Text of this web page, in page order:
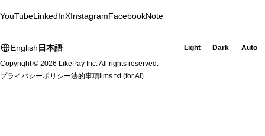
YouTubeLinkedInXInstagramFacebookNote
English日本語 Light Dark
Auto
Copyright © 2026 LikePay Inc. All rights reserved.
プライバシーポリシー法的事項 llms.txt(for AI)